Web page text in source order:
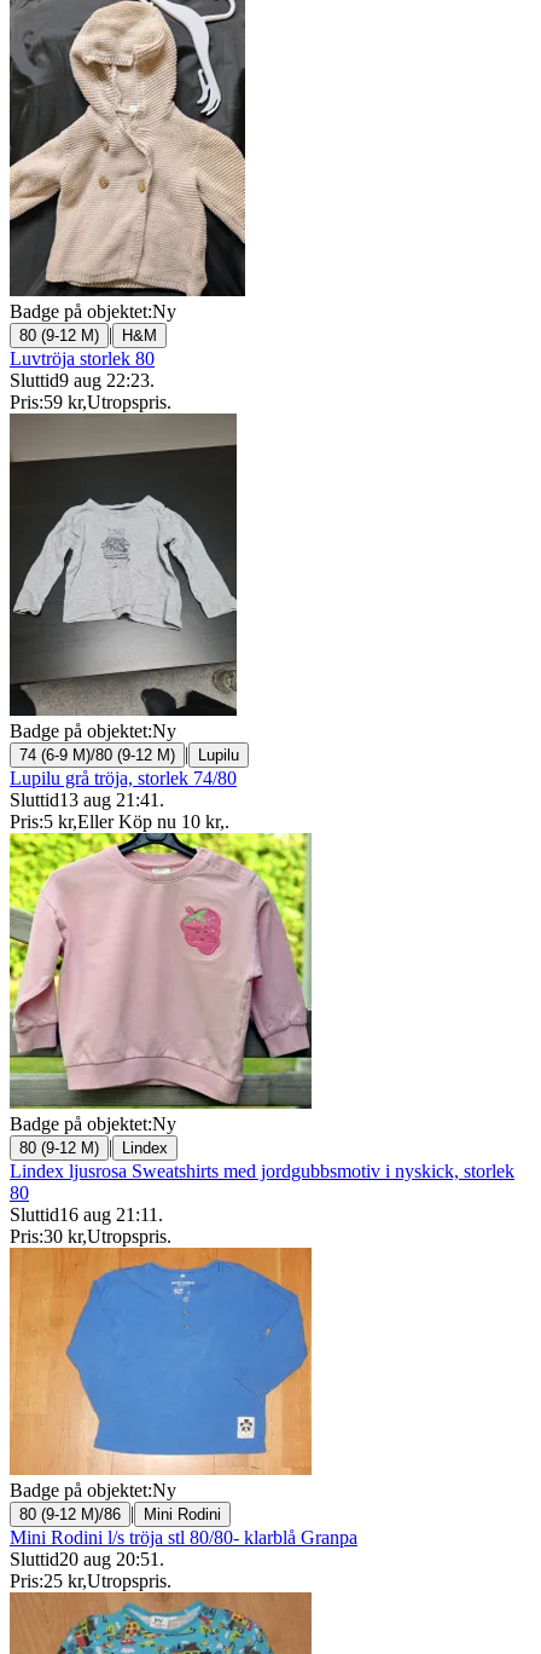
Badge på objektet:Ny
80 (9-12 M) | H&M
Luvtröja storlek 80
Sluttid9 aug 22:23.
Pris:59 kr,Utropspris.
Badge på objektet:Ny
74 (6-9 M)/80 (9-12 M) | Lupilu
Lupilu grå tröja, storlek 74/80
Sluttid13 aug 21:41 .
Pris:5 kr,Eller Köp nu 10 kr,.
Badge på objektet:Ny
80 (9-12 M) | Lindex
Lindex ljusrosa Sweatshirts med jordgubbsmotiv i nyskick, storlek
80
Sluttid16 aug 21:11 .
Pris:30 kr,Utropspris.
Badge på objektet:Ny
80 (9-12 M)/86 | Mini Rodini
Mini Rodini l/s tröja stl 80/80- klarblå Granpa
Sluttid20 aug 20:51 .
Pris:25 kr,Utropspris.